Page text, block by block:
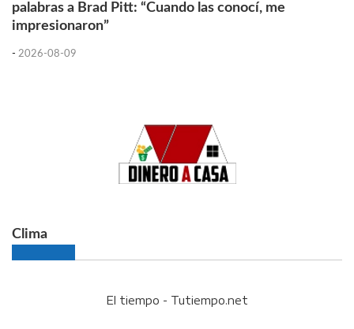
palabras a Brad Pitt: “Cuando las conocí, me
impresionaron”
- 2026-08-09
Clima
El tiempo - Tutiempo.net